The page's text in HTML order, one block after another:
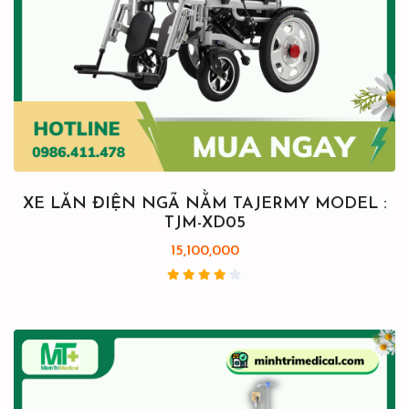
XE LĂN ĐIỆN NGÃ NẰM TAJERMY MODEL :
TJM-XD05
15,100,000